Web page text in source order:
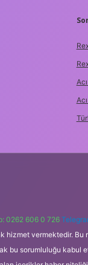
0262 606 0 726
hizmet vermektedir.
bu sorumluluğu kabul